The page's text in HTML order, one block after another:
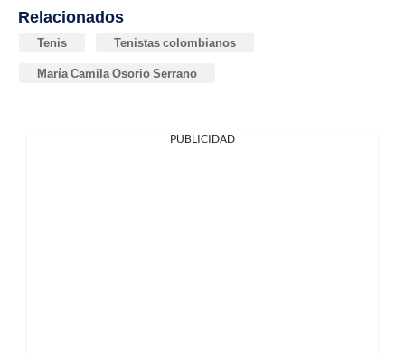
Relacionados
Tenis Tenistas colombianos
María Camila Osorio Serrano
PUBLICIDAD